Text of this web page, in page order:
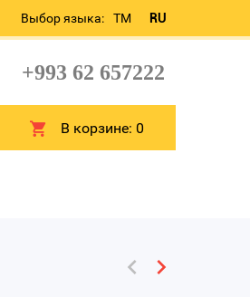
Выбор языка: TM RU
+993 62 657222
В корзине:0